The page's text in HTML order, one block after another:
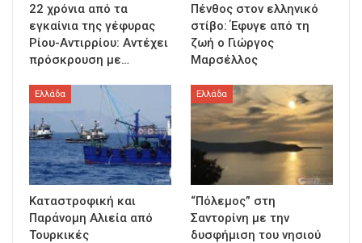
22 χρόνια από τα
εγκαίνια της γέφυρας
Ρίου-Αντιρρίου: Αντέχει
πρόσκρουση με…
Πένθος στον ελληνικό
στίβο: Έφυγε από τη
ζωή ο Γιώργος
Μαρσέλλος
Ελλάδα
Καταστροφική και
Παράνομη Αλιεία από
Τουρκικές
Ελλάδα
“Πόλεμος” στη
Σαντορίνη με την
δυσφήμιση του νησιού